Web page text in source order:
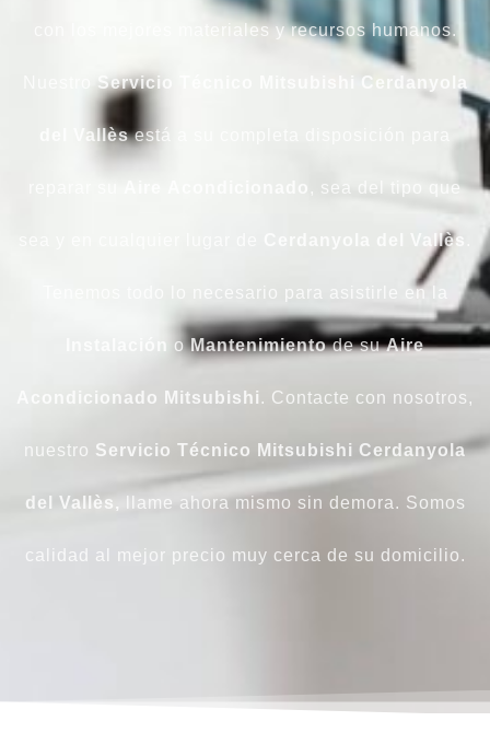
con los mejores materiales y recursos humanos.
Servicio Técnico Mitsubishi Cerdanyola
del Vallèsestá a su completa disposición para
, sea del tipo que
Cerdanyola del Vallès
Tenemos todo lo necesario para asistirle en la
oMantenimientode suAire
Acondicionado Mitsubishi . Contacte con nosotros,
nuestro Servicio Técnico Mitsubishi Cerdanyola
del Vallès, llame ahora mismo sin demora. Somos
calidad al mejor precio muy cerca de su domicilio.